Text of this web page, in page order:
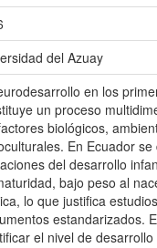
del Azuay
en los
un proceso
biológicos,
En Ecuador
del desarrollo
bajo peso al
lo que justifica
estandarizados.
el nivel de